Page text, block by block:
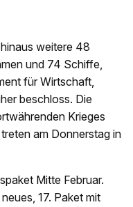
weitere 48
und 74 Schiffe,
für Wirtschaft,
beschloss. Die
Krieges
am Donnerstag in
Mitte Februar.
17. Paket mit